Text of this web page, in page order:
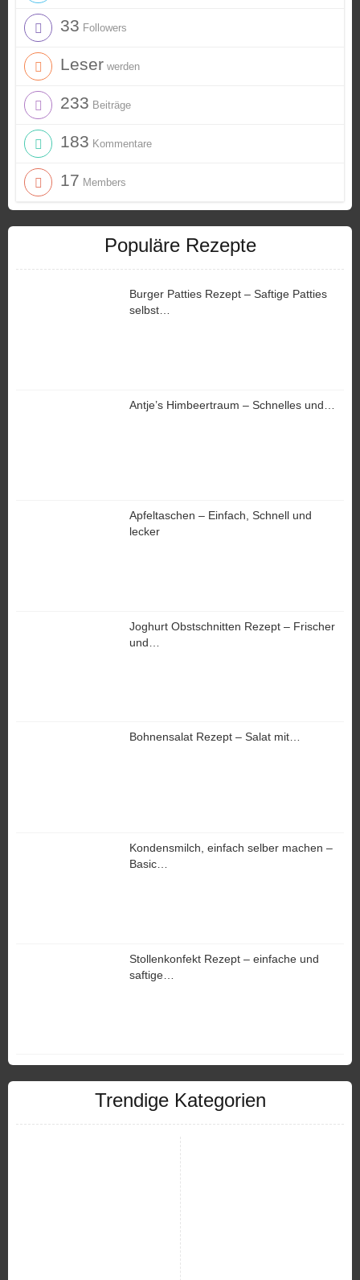
33 Followers
Leser werden
233 Beiträge
183 Kommentare
17 Members
Populäre Rezepte
Burger Patties Rezept – Saftige Patties
selbst…
Antje’s Himbeertraum – Schnelles und…
Apfeltaschen – Einfach, Schnell und
lecker
Joghurt Obstschnitten Rezept – Frischer
und…
Bohnensalat Rezept – Salat mit…
Kondensmilch, einfach selber machen –
Basic…
Stollenkonfekt Rezept – einfache und
saftige…
Trendige Kategorien